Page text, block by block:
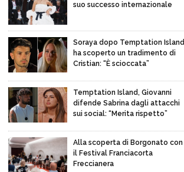
suo successo internazionale
Soraya dopo Temptation Island
ha scoperto un tradimento di
Cristian: “È scioccata”
Temptation Island, Giovanni
difende Sabrina dagli attacchi
sui social: “Merita rispetto”
Alla scoperta di Borgonato con
il Festival Franciacorta
Freccianera